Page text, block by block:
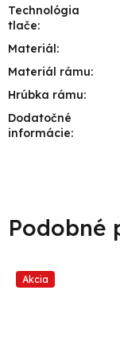
Technológia
tlače:
Materiál:
Materiál rámu:
Hrúbka rámu:
Dodatočné
informácie:
Akcia